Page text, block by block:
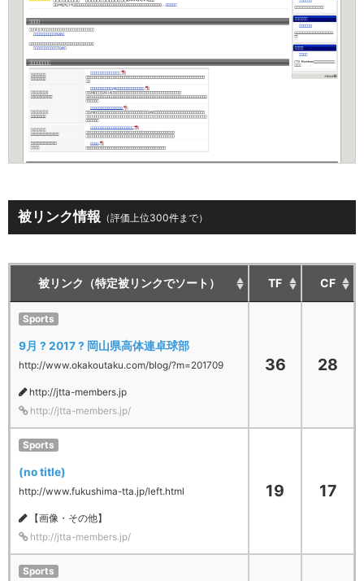
被リンク情報 （評価上位300件まで）
被リンク（特定被リンクでソート） TF CF
Sports
9月 ? 2017 ? 岡山県高体連卓球部
http://www.okakoutaku.com/blog/?m=201709
http://jtta-members.jp
http://jtta-members.jp/
36 28
Sports
(no title)
http://www.fukushima-tta.jp/left.html
【画像・その他】
http://jtta-members.jp/
19 17
Sports